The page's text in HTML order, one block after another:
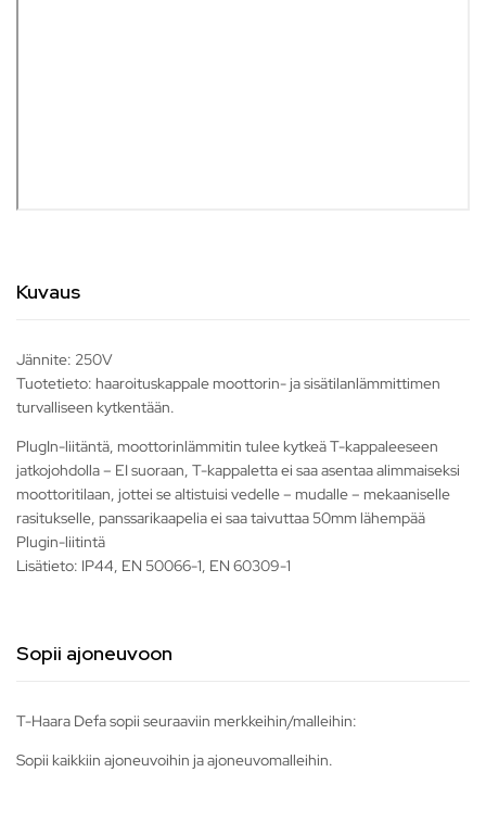
Kuvaus
Jännite: 250V
Tuotetieto: haaroituskappale moottorin- ja sisätilanlämmittimen
turvalliseen kytkentään.
PlugIn-liitäntä, moottorinlämmitin tulee kytkeä T-kappaleeseen
jatkojohdolla – EI suoraan, T-kappaletta ei saa asentaa alimmaiseksi
moottoritilaan, jottei se altistuisi vedelle – mudalle – mekaaniselle
rasitukselle, panssarikaapelia ei saa taivuttaa 50mm lähempää
Plugin-liitintä
Lisätieto: IP44, EN 50066-1, EN 60309-1
Sopii ajoneuvoon
T-Haara Defa sopii seuraaviin merkkeihin/malleihin:
Sopii kaikkiin ajoneuvoihin ja ajoneuvomalleihin.